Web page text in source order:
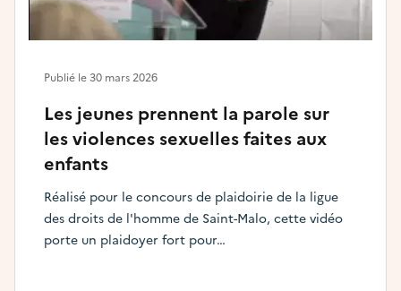
Les jeunes prennent la parole sur
les violences sexuelles faites aux
enfants
Réalisé pour le concours de plaidoirie de la ligue
des droits de l'homme de Saint-Malo, cette vidéo
porte un plaidoyer fort pour…
Publié le30 mars 2026